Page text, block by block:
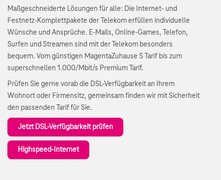
Maßgeschneiderte Lösungen für alle: Die Internet- und
Festnetz-Komplettpakete der Telekom erfüllen individuelle
Wünsche und Ansprüche. E-Mails, Online-Games, Telefon,
Surfen und Streamen sind mit der Telekom besonders
bequem. Vom günstigen MagentaZuhause S Tarif bis zum
superschnellen 1.000/Mbit/s Premium Tarif.
Prüfen Sie gerne vorab die DSL-Verfügbarkeit an Ihrem
Wohnort oder Firmensitz, gemeinsam finden wir mit Sicherheit
den passenden Tarif für Sie.
Jetzt DSL-Verfügbarkeit prüfen
Highspeed-Internet